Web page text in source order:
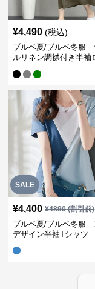
¥4,490 (税込)
ブルベ夏/ブルベ冬服
ルリネン調襟付き半袖
SALE
¥4,400 ¥4890(割引前)
ブルベ夏/ブルベ冬服
デザイン半袖Tシャツ